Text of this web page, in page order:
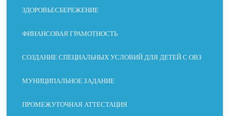
ЗДОРОВЬЕСБЕРЕЖЕНИЕ
ФИНАНСОВАЯ ГРАМОТНОСТЬ
СОЗДАНИЕ СПЕЦИАЛЬНЫХ УСЛОВИЙ ДЛЯ ДЕТЕЙ С ОВЗ
МУНИЦИПАЛЬНОЕ ЗАДАНИЕ
ПРОМЕЖУТОЧНАЯ АТТЕСТАЦИЯ